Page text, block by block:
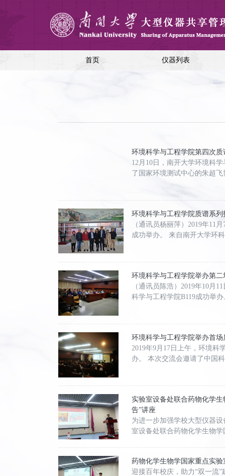
首页 仪器列表
环境科学与工程学院第四次
12月10日，南开大学环境科
了国家环境测试中心的朱超
环境科学与工程学院质谱系
（通讯员杨丽萍）2019年11
成功举办。 来自南开大学环
环境科学与工程学院举办第
（通讯员陈浩）2019年10月
科学与工程学院B119成功举
环境科学与工程学院举办首
2019年9月17日上午，环境科
办。 本次交流会邀请了中国
实验室设备处联合药物化学
告”讲座
为进一步加强学校大型仪器
室设备处联合药物化学生物
药物化学生物学国家重点实
迎接百年校庆，助力“双一流